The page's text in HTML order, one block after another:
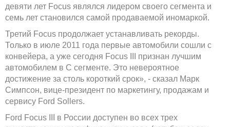
девяти лет Focus являлся лидером своего сегмента и
семь лет становился самой продаваемой иномаркой.
Третий Focus продолжает устанавливать рекорды.
Только в июле 2011 года первые автомобили сошли с
конвейера, а уже сегодня Focus III признан лучшим
автомобилем в С сегменте. Это невероятное
достижение за столь короткий срок», - сказал Марк
Симпсон, вице-президент по маркетингу, продажам и
сервису Ford Sollers.
Ford Focus III в России доступен во всех трех